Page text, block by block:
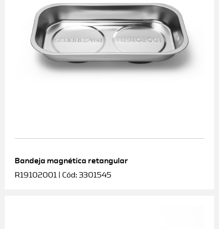
Bandeja magnética retangular
R19102001 | Cód: 3301545